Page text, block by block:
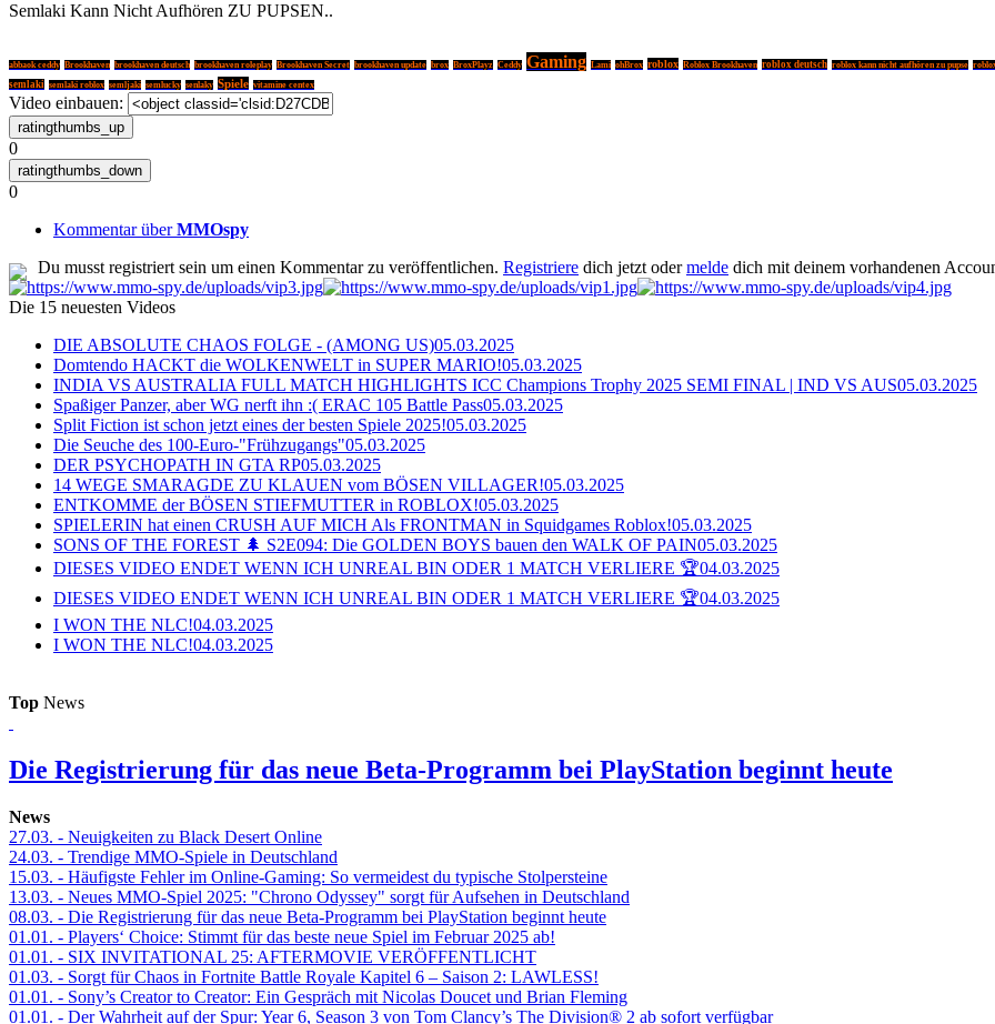
Semlaki Kann Nicht Aufhören ZU PUPSEN..
abbaok ceddy Brookhaven brookhaven deutsch brookhaven roleplay Brookhaven Secret brookhaven update brox BroxPlayz Ceddy Gaming Lami ohBrox roblox Roblox Brookhaven roblox deutsch roblox kann nicht aufhören zu pupse
semlaki semlaki roblox semljaki semlucky senlaky Spiele vitamine centex
Video einbauen:
0
0
Kommentar überMMOspy
Du musst registriert sein um einen Kommentar zu veröffentlichen. Registriere dich jetzt odermelde dich mit deinem vorhandenen
Die 15 neuesten Videos
DIE ABSOLUTE CHAOS FOLGE - (AMONG US)05.03.2025
Domtendo HACKT die WOLKENWELT in SUPER MARIO!05.03.2025
INDIA VS AUSTRALIA FULL MATCH HIGHLIGHTS ICC Champions Trophy 2025 SEMI FINAL | IND VS AUS05.03.2025
Spaßiger Panzer, aber WG nerft ihn :( ERAC 105 Battle Pass05.03.2025
Split Fiction ist schon jetzt eines der besten Spiele 2025!05.03.2025
Die Seuche des 100-Euro-"Frühzugangs"05.03.2025
DER PSYCHOPATH IN GTA RP05.03.2025
14 WEGE SMARAGDE ZU KLAUEN vom BÖSEN VILLAGER!05.03.2025
ENTKOMME der BÖSEN STIEFMUTTER in ROBLOX!05.03.2025
SPIELERIN hat einen CRUSH AUF MICH Als FRONTMAN in Squidgames Roblox!05.03.2025
SONS OF THE FOREST 🌲 S2E094: Die GOLDEN BOYS bauen den WALK OF PAIN05.03.2025
DIESES VIDEO ENDET WENN ICH UNREAL BIN ODER 1 MATCH VERLIERE 🏆04.03.2025
DIESES VIDEO ENDET WENN ICH UNREAL BIN ODER 1 MATCH VERLIERE 🏆04.03.2025
I WON THE NLC!04.03.2025
I WON THE NLC!04.03.2025
Top News
Die Registrierung für das neue Beta-Programm bei PlayStation beginnt heute
News
27.03. - Neuigkeiten zu Black Desert Online
24.03. - Trendige MMO-Spiele in Deutschland
15.03. - Häufigste Fehler im Online-Gaming: So vermeidest du typische Stolpersteine
13.03. - Neues MMO-Spiel 2025: "Chrono Odyssey" sorgt für Aufsehen in Deutschland
08.03. - Die Registrierung für das neue Beta-Programm bei PlayStation beginnt heute
01.01. - Players‘ Choice: Stimmt für das beste neue Spiel im Februar 2025 ab!
01.01. - SIX INVITATIONAL 25: AFTERMOVIE VERÖFFENTLICHT
01.03. - Sorgt für Chaos in Fortnite Battle Royale Kapitel 6 – Saison 2: LAWLESS!
01.01. - Sony’s Creator to Creator: Ein Gespräch mit Nicolas Doucet und Brian Fleming
01.01. - Der Wahrheit auf der Spur: Year 6, Season 3 von Tom Clancy’s The Division® 2 ab sofort verfügbar